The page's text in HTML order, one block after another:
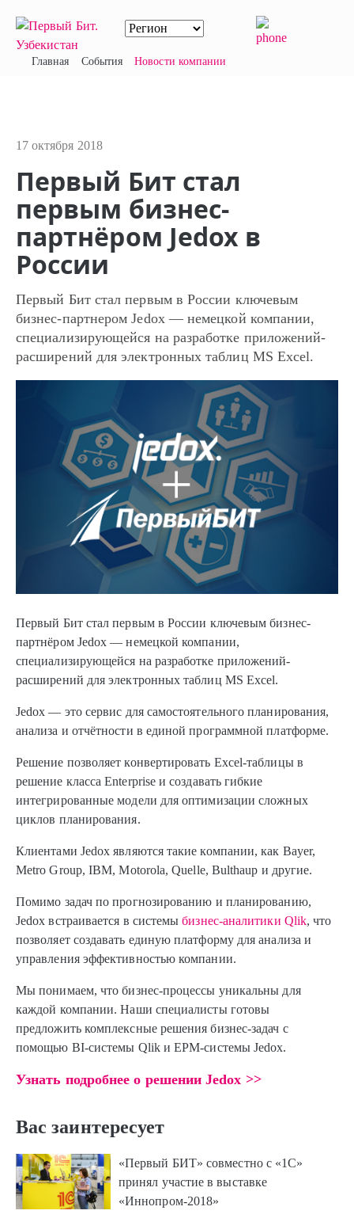
Главная События Новости компании
17 октября 2018
Первый Бит стал
первым бизнес-
партнёром Jedox в
России
Первый Бит стал первым в России ключевым
бизнес-партнером Jedox — немецкой компании,
специализирующейся на разработке приложений-
расширений для электронных таблиц MS Excel.
Первый Бит стал первым в России ключевым бизнес-
партнёром Jedox — немецкой компании,
специализирующейся на разработке приложений-
расширений для электронных таблиц MS Excel.
Jedox — это сервис для самостоятельного планирования,
анализа и отчётности в единой программной платформе.
Решение позволяет конвертировать Excel-таблицы в
решение класса Enterprise и создавать гибкие
интегрированные модели для оптимизации сложных
циклов планирования.
Клиентами Jedox являются такие компании, как Bayer,
Metro Group, IBM, Motorola, Quelle, Bulthaup и другие.
Помимо задач по прогнозированию и планированию,
Jedox встраивается в системыбизнес-аналитики Qlik, что
позволяет создавать единую платформу для анализа и
управления эффективностью компании.
Мы понимаем, что бизнес-процессы уникальны для
каждой компании. Наши специалисты готовы
предложить комплексные решения бизнес-задач с
помощью BI-системы Qlik и EPM-системы Jedox.
Узнать подробнее о решении Jedox >>
Вас заинтересует
«Первый БИТ» совместно с «1С»
принял участие в выставке
«Иннопром-2018»